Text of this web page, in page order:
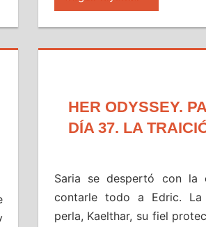
HER ODYSSEY.
DÍA 37. LA
Saria se despertó con la
contarle todo a Edric.
perla, Kaelthar, su fiel